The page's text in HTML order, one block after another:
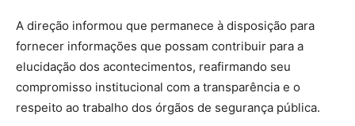
A direção informou que permanece à disposição para
fornecer informações que possam contribuir para a
elucidação dos acontecimentos, reafirmando seu
compromisso institucional com a transparência e o
respeito ao trabalho dos órgãos de segurança pública.